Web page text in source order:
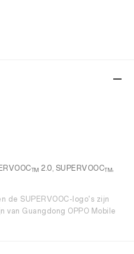
TM 2.0, SUPERVOOCTM,
de SUPERVOOC-logo's zijn
van Guangdong OPPO Mobile